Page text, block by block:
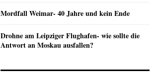
Mordfall Weimar- 40 Jahre und kein Ende
Drohne am Leipziger Flughafen- wie sollte die
Antwort an Moskau ausfallen?